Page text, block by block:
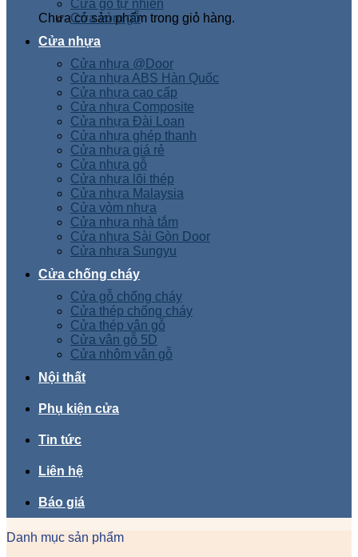
Chưa có sản phẩm trong giỏ hàng.
Cửa gỗ tự nhiên
Cửa vòm gỗ
Cửa nhựa
Cửa nhựa @Door
Cửa nhựa ABS Hàn Quốc
Cửa nhựa cao cấp
Cửa nhựa Composite
Cửa nhựa Đài Loan
Cửa nhựa ghép thanh
Cửa nhựa giá rẻ
Cửa nhựa gỗ
Cửa nhựa lõi thép
Cửa nhựa Malaysia
Cửa vòm nhựa
Cửa nhựa nhà tắm
Cửa nhựa Sài Gòn Door
Cửa nhựa Sungyu
Cửa chống cháy
Cửa gỗ chống cháy
Cửa thép chống cháy
Cửa thép vân gỗ
Cửa vân gỗ 5D
Cửa nhôm vân gỗ
Nội thất
Phụ kiện cửa
Tin tức
Liên hệ
Báo giá
Danh mục sản phẩm